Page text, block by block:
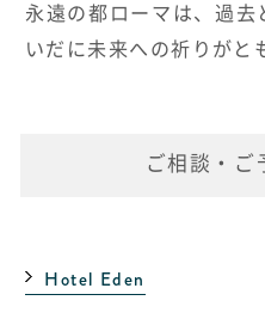
永遠の都ローマは、過去
いだに未来への祈りがと
ご相談・ご
Hotel Eden